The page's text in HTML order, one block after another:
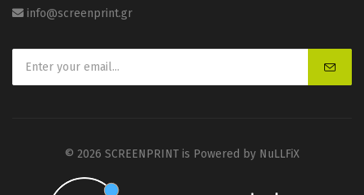
info@screenprint.gr
© 2026 SCREENPRINT is Powered by NuLLFiX